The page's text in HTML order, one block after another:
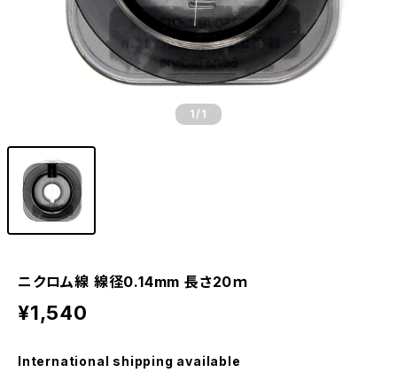
1 /1
ニクロム線 線径0.14mm 長さ20ｍ
¥1,540
International shipping available